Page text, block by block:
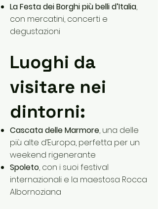
La Festa dei Borghi più belli d’Italia,
con mercatini, concerti e
degustazioni
Luoghi da
visitare nei
dintorni:
Cascata delle Marmore, una delle
più alte d’Europa, perfetta per un
weekend rigenerante
Spoleto, con i suoi festival
internazionali e la maestosa Rocca
Albornoziana